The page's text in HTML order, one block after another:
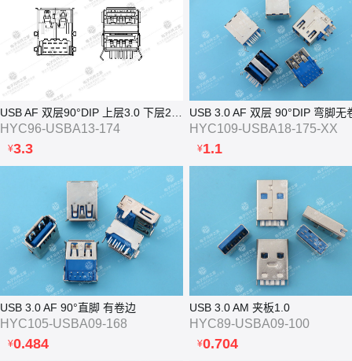
HYC96-USBA13-174
¥3.3
USB 3.0 AF 双层 90°DIP 弯脚无
HYC109-USBA18-175-XX
¥1.1
USB 3.0 AF 90°直脚 有卷边
HYC105-USBA09-168
¥0.484
USB 3.0 AM 夹板1.0
HYC89-USBA09-100
¥0.704